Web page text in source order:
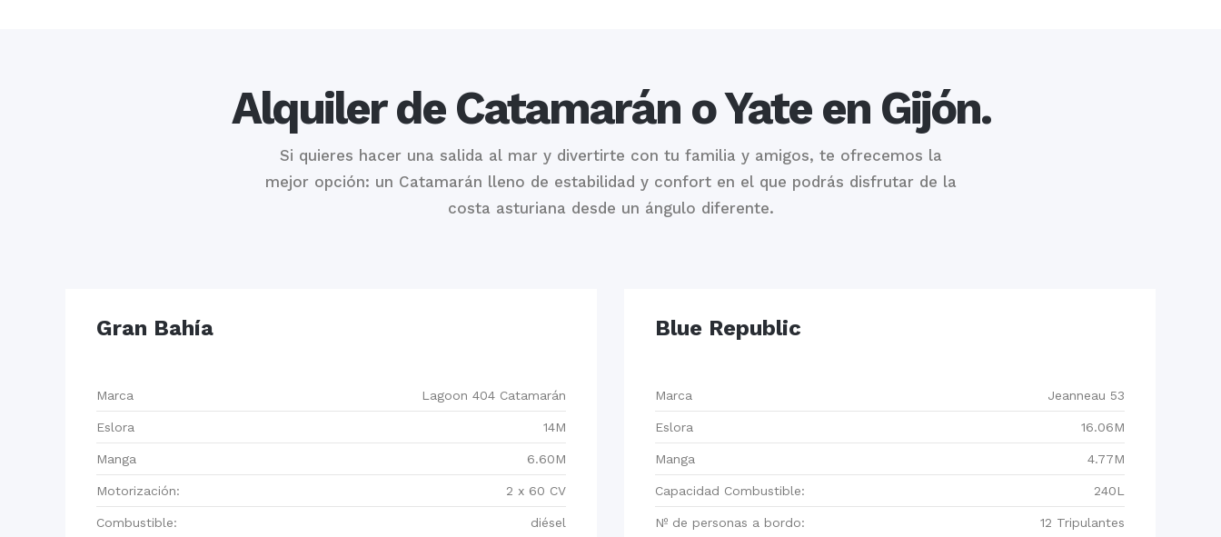
Alquiler de Catamarán o Yate en Gijón.
Si quieres hacer una salida al mar y divertirte con tu familia y amigos, te ofrecemos la
mejor opción: un Catamarán lleno de estabilidad y confort en el que podrás disfrutar de la
costa asturiana desde un ángulo diferente.
Gran Bahía
Marca Lagoon 404 Catamarán
Eslora 14M
Manga 6.60M
Motorización: 2 x 60 CV
Combustible: diésel
Blue Republic
Marca Jeanneau 53
Eslora 16.06M
Manga 4.77M
Capacidad Combustible: 240L
Nº de personas a bordo: 12 Tripulantes